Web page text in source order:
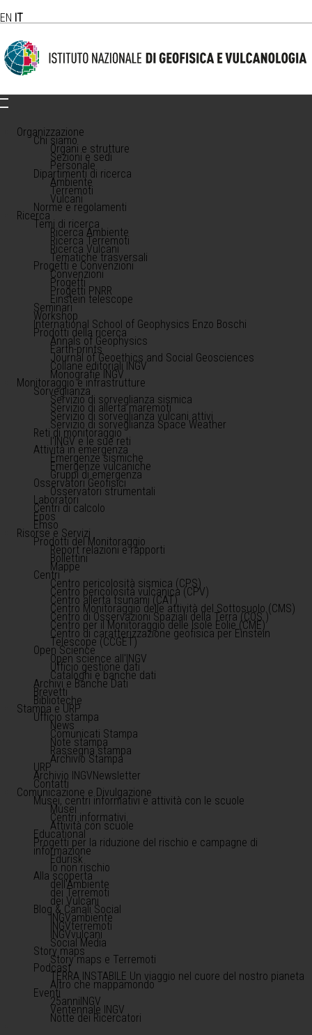
EN IT
Organizzazione
Chi siamo
Organi e strutture
Sezioni e sedi
Personale
Dipartimenti di ricerca
Ambiente
Terremoti
Vulcani
Norme e regolamenti
Ricerca
Temi di ricerca
Ricerca Ambiente
Ricerca Terremoti
Ricerca Vulcani
Tematiche trasversali
Progetti e Convenzioni
Convenzioni
Progetti
Progetti PNRR
Einstein telescope
Seminari
Workshop
International School of Geophysics Enzo Boschi
Prodotti della ricerca
Annals of Geophysics
Earth-prints
Journal of Geoethics and Social Geosciences
Collane editoriali INGV
Monografie INGV
Monitoraggio e infrastrutture
Sorveglianza
Servizio di sorveglianza sismica
Servizio di allerta maremoti
Servizio di sorveglianza vulcani attivi
Servizio di sorveglianza Space Weather
Reti di monitoraggio
l'INGV e le sue reti
Attività in emergenza
Emergenze sismiche
Emergenze vulcaniche
Gruppi di emergenza
Osservatori Geofisici
Osservatori strumentali
Laboratori
Centri di calcolo
Epos
Emso
Risorse e Servizi
Prodotti del Monitoraggio
Report relazioni e rapporti
Bollettini
Mappe
Centri
Centro pericolosità sismica (CPS)
Centro pericolosità vulcanica (CPV)
Centro allerta tsunami (CAT)
Centro Monitoraggio delle attività del Sottosuolo (CMS)
Centro di Osservazioni Spaziali della Terra (COS )
Centro per il Monitoraggio delle Isole Eolie (CME)
Centro di caratterizzazione geofisica per Einstein
Telescope (CCGET)
Open Science
Open science all'INGV
Ufficio gestione dati
Cataloghi e banche dati
Archivi e Banche Dati
Brevetti
Biblioteche
Stampa e URP
Ufficio stampa
News
Comunicati Stampa
Note stampa
Rassegna stampa
Archivio Stampa
URP
Archivio INGVNewsletter
Contatti
Comunicazione e Divulgazione
Musei, centri informativi e attività con le scuole
Musei
Centri informativi
Attività con scuole
Educational
Progetti per la riduzione del rischio e campagne di
informazione
Edurisk
Io non rischio
Alla scoperta
dell'Ambiente
dei Terremoti
dei Vulcani
Blog & Canali Social
INGVambiente
INGVterremoti
INGVvulcani
Social Media
Story maps
Story maps e Terremoti
Podcast
TERRA INSTABILE Un viaggio nel cuore del nostro pianeta
Altro che mappamondo
Eventi
25anniINGV
Ventennale INGV
Notte dei Ricercatori